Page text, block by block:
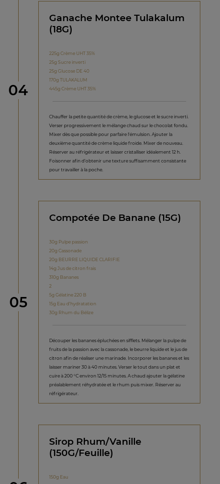
étape
04
Ganache Montee Tulakalum
(18G)
225g Crème UHT 35%
25g Sucre inverti
25g Glucose DE 40
170g TULAKALUM
445g Crème UHT 35%
Chauffer la petite quantité de crème, le glucose et le sucre inverti.
Verser progressivement le mélange chaud sur le chocolat fondu.
Mixer dès que possible pour parfaire l'émulsion. Ajouter la
deuxième quantité de crème liquide froide. Mixer de nouveau.
Réserver au réfrigérateur et laisser cristalliser idéalement 12 h.
Foisonner afin d’obtenir une texture suffisamment consistante
pour travailler à la poche.
étape
05
Compotée De Banane (15G)
30g Pulpe passion
20g Cassonade
20g BEURRE LIQUIDE CLARIFIE
14g Jus de citron frais
310g Bananes
2
5g Gélatine 220 B
15g Eau d’hydratation
30g Rhum du Bélize
Découper les bananes épluchées en sifflets. Mélanger la pulpe de
fruits de la passion avec la cassonade, le beurre liquide et le jus de
citron afin de réaliser une marinade. Incorporer les bananes et les
laisser mariner 30 à 40 minutes. Verser le tout dans un plat et
cuire à 200 °C environ 12/15 minutes. A chaud ajouter la gélatine
préalablement réhydratée et le rhum puis mixer. Réserver au
réfrigérateur.
Sirop Rhum/Vanille
(150G/Feuille)
150g Eau